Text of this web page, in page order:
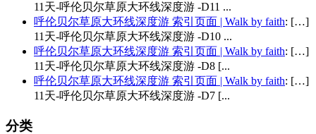
11天-呼伦贝尔草原大环线深度游 -D11 ...
呼伦贝尔草原大环线深度游 索引页面 | Walk by faith: […]
11天-呼伦贝尔草原大环线深度游 -D10 ...
呼伦贝尔草原大环线深度游 索引页面 | Walk by faith: […]
11天-呼伦贝尔草原大环线深度游 -D8 [...
呼伦贝尔草原大环线深度游 索引页面 | Walk by faith: […]
11天-呼伦贝尔草原大环线深度游 -D7 [...
分类